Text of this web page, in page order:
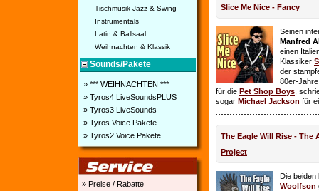
Tischmusik Jazz & Swing
Instrumentals
Latin & Ballsaal
Weihnachten & Klassik
Sounds/Pakete
» *** WEIHNACHTEN ***
» Tyros4 LiveSoundsPLUS
» Tyros3 LiveSounds
» Tyros Voice Pakete
» Tyros2 Voice Pakete
» Preise / Rabatte
Slice Me Nice - Fancy
Seinen
Manfred
einen
Klassiker
der
80er-
für die Pet Shop Boys ,
sogar Michael Jackson für
The Eagle Will Rise - The
Project
Die beiden
Woolfson